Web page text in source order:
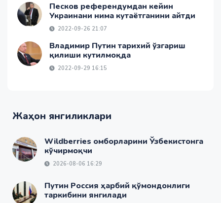
Песков референдумдан кейин
Украинани нима кутаётганини айтди
2022-09-26 21:07
Владимир Путин тарихий ўзгариш
қилиши кутилмоқда
2022-09-29 16:15
Жаҳон янгиликлари
Wildberries омборларини Ўзбекистонга
кўчирмоқчи
2026-08-06 16:29
Путин Россия ҳарбий қўмондонлиги
таркибини янгилади